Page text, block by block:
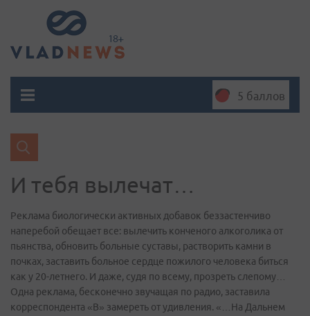
5 баллов
И тебя вылечат…
Реклама биологически активных добавок беззастенчиво
наперебой обещает все: вылечить конченого алкоголика от
пьянства, обновить больные суставы, растворить камни в
почках, заставить больное сердце пожилого человека биться
как у 20-летнего. И даже, судя по всему, прозреть слепому…
Одна реклама, бесконечно звучащая по радио, заставила
корреспондента «В» замереть от удивления. «…На Дальнем